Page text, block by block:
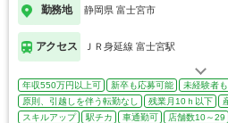
勤務地 静岡県 富士宮市
アクセス ＪＲ身延線 富士宮駅
年収550万円以上可 新卒も応募可能
未経験者
原則、引越しを伴う転勤なし
残業月10ｈ以下
スキルアップ
駅チカ 車通勤可 店舗数10～29